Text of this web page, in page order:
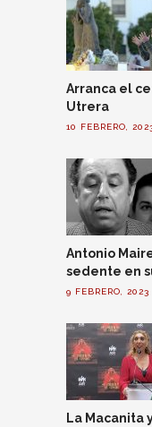
Arranca el
Utrera
10 FEBRERO,
Antonio
sedente en
9 FEBRERO, 2023
La Macanita